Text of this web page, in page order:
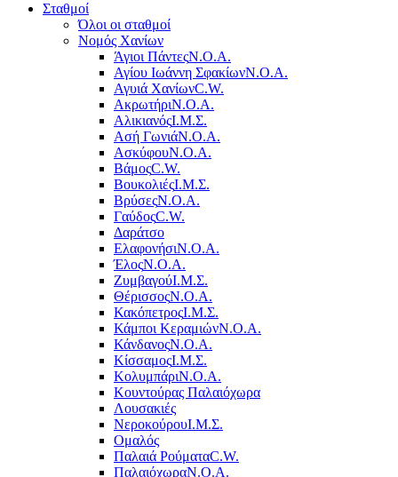
Σταθμοί
Όλοι οι σταθμοί
Νομός Χανίων
Άγιοι ΠάντεςΝ.Ο.Α.
Αγίου Ιωάννη ΣφακίωνΝ.Ο.Α.
Αγυιά ΧανίωνC.W.
ΑκρωτήριΝ.Ο.Α.
ΑλικιανόςΙ.Μ.Σ.
Ασή ΓωνιάΝ.Ο.Α.
ΑσκύφουΝ.Ο.Α.
ΒάμοςC.W.
ΒουκολιέςΙ.Μ.Σ.
ΒρύσεςΝ.Ο.Α.
ΓαύδοςC.W.
Δαράτσο
ΕλαφονήσιΝ.Ο.Α.
ΈλοςΝ.Ο.Α.
ΖυμβαγούΙ.Μ.Σ.
ΘέρισσοςΝ.Ο.Α.
ΚακόπετροςΙ.Μ.Σ.
Κάμποι ΚεραμιώνΝ.Ο.Α.
ΚάνδανοςΝ.Ο.Α.
ΚίσσαμοςΙ.Μ.Σ.
ΚολυμπάριΝ.Ο.Α.
Κουντούρας Παλαιόχωρα
Λουσακιές
ΝεροκούρουΙ.Μ.Σ.
Ομαλός
Παλαιά ΡούματαC.W.
ΠαλαιόχωραΝ.Ο.Α.